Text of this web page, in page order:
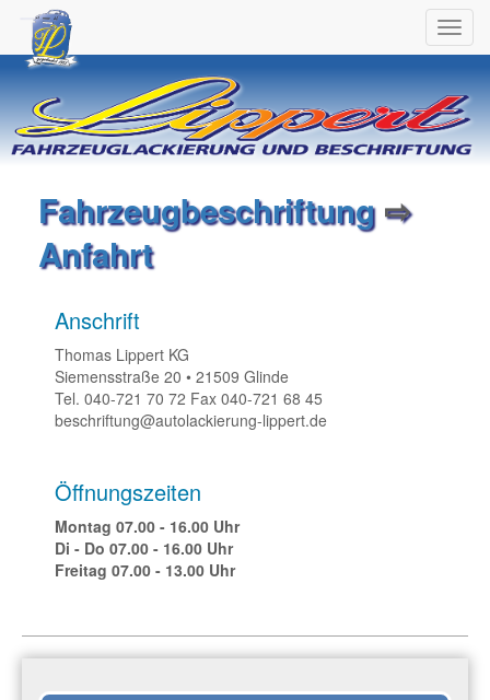
Fahrzeugbeschriftung⇨
Anfahrt
Anschrift
Thomas Lippert KG
Siemensstraße 20 • 21509 Glinde
Tel. 040-721 70 72 Fax 040-721 68 45
beschriftung@autolackierung-lippert.de
Öffnungszeiten
Montag 07.00 - 16.00 Uhr
Di - Do 07.00 - 16.00 Uhr
Freitag 07.00 - 13.00 Uhr